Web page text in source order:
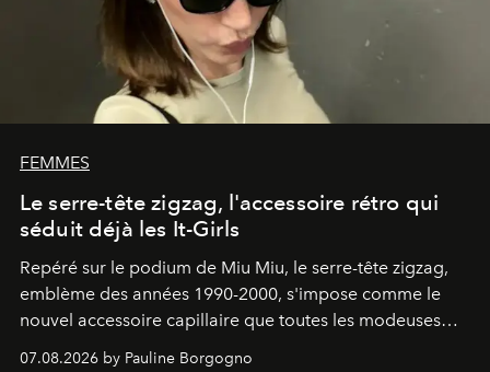
FEMMES
Le serre-tête zigzag, l'accessoire rétro qui
séduit déjà les It-Girls
Repéré sur le podium de Miu Miu, le serre-tête zigzag,
emblème des années 1990-2000, s'impose comme le
nouvel accessoire capillaire que toutes les modeuses
07.08.2026 by Pauline Borgogno